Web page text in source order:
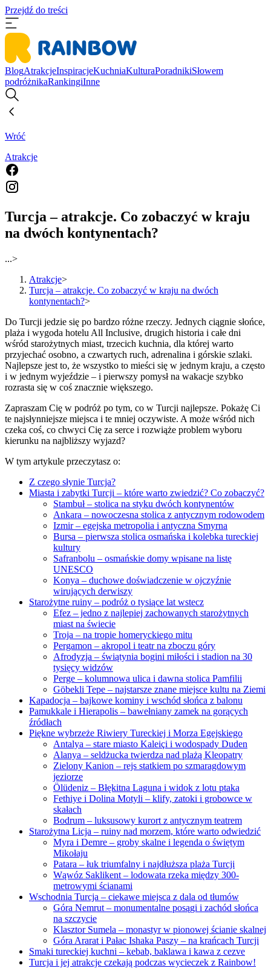
Przejdź do treści
BlogAtrakcjeInspiracjeKuchniaKulturaPoradnikiSłowem
podróżnikaRankingiInne
Wróć
Atrakcje
Turcja – atrakcje. Co zobaczyć w kraju
na dwóch kontynentach?
...>
Atrakcje>
Turcja – atrakcje. Co zobaczyć w kraju na dwóch
kontynentach?>
Do Turcji jedzie się po bardzo różne rzeczy. Jednych ciągnie słońce,
plaża i wygoda hotelu All Inclusive, drugich historia i całe dni
wśród starożytnych miast, trzecich kuchnia, dla której warto
przyjechać osobno, a czwartych ruch, adrenalina i górskie szlaki.
Najlepsze jest to, że wszystko to mieści się w jednym kraju, a często
i w jednym wyjeździe – i pierwszy pomysł na wakacje szybko
rozrasta się w coś znacznie większego.
Zapraszam Cię w podróż po tym, co w Turcji najlepsze. Pokażę Ci
te najsłynniejsze miejsca i te mniej oczywiste. A może wśród nich
czeka coś, co chwyci Cię za serce i rozwiąże problem wyboru
kierunku na najbliższy wyjazd?
W tym artykule przeczytasz o:
Z czego słynie Turcja?
Miasta i zabytki Turcji – które warto zwiedzić? Co zobaczyć?
Stambuł – stolica na styku dwóch kontynentów
Ankara – nowoczesna stolica z antycznym rodowodem
Izmir – egejska metropolia i antyczna Smyrna
Bursa – pierwsza stolica osmańska i kolebka tureckiej
kultury
Safranbolu – osmańskie domy wpisane na listę
UNESCO
Konya – duchowe doświadczenie w ojczyźnie
wirujących derwiszy
Starożytne ruiny – podróż o tysiące lat wstecz
Efez – jedno z najlepiej zachowanych starożytnych
miast na świecie
Troja – na tropie homeryckiego mitu
Pergamon – akropol i teatr na zboczu góry
Afrodyzja – świątynia bogini miłości i stadion na 30
tysięcy widzów
Perge – kolumnowa ulica i dawna stolica Pamfilii
Göbekli Tepe – najstarsze znane miejsce kultu na Ziemi
Kapadocja – bajkowe kominy i wschód słońca z balonu
Pamukkale i Hierapolis – bawełniany zamek na gorących
źródłach
Piękne wybrzeże Riwiery Tureckiej i Morza Egejskiego
Antalya – stare miasto Kaleiçi i wodospady Duden
Alanya – seldżucka twierdza nad plażą Kleopatry
Zielony Kanion – rejs statkiem po szmaragdowym
jeziorze
Ölüdeniz – Błękitna Laguna i widok z lotu ptaka
Fethiye i Dolina Motyli – klify, zatoki i grobowce w
skałach
Bodrum – luksusowy kurort z antycznym teatrem
Starożytna Licja – ruiny nad morzem, które warto odwiedzić
Myra i Demre – groby skalne i legenda o świętym
Mikołaju
Patara – łuk triumfalny i najdłuższa plaża Turcji
Wąwóz Saklikent – lodowata rzeka między 300-
metrowymi ścianami
Wschodnia Turcja – ciekawe miejsca z dala od tłumów
Góra Nemrut – monumentalne posągi i zachód słońca
na szczycie
Klasztor Sumela – monastyr w pionowej ścianie skalnej
Góra Ararat i Pałac Ishaka Paszy – na krańcach Turcji
Smaki tureckiej kuchni – kebab, baklawa i kawa z cezve
Turcja i jej atrakcje czekają podczas wycieczek z Rainbow!